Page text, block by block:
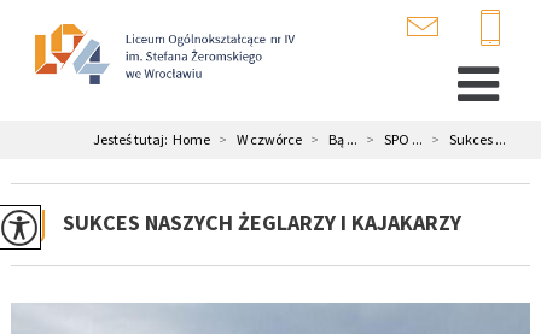
Jesteś tutaj: Home > W czwórce > Bą ... > SPO ... > Sukces ...
SUKCES NASZYCH ŻEGLARZY I KAJAKARZY